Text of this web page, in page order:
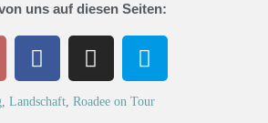
uns auf diesen Seiten:
, Landschaft, Roadee on Tour